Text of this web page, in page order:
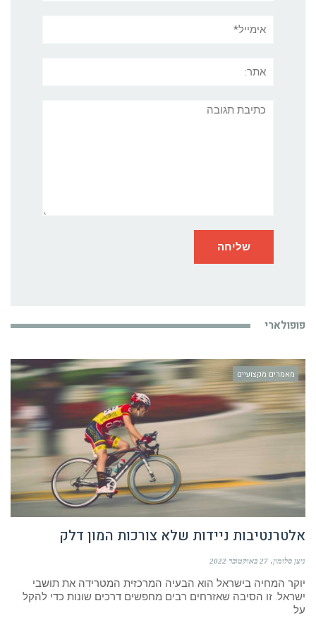
תגובה
פופולארי
מאמרים מקצועיים
אלטרנטיבות ניידות שלא צורכות המון דלק
ניצן סלומון 27 באוקטובר 2022
יוקר המחיה בישראל הוא הבעיה המרכזית המטרידה את תושבי
ישראל. זו הסיבה שאזרחים רבים מחפשים דרכים שונות כדי להקל
על